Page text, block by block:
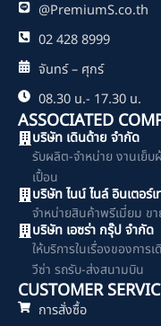
@PremiumS.co.th
02 428 8999
จันทร์ – ศุกร์
08.30 น.- 17.30 น.
ASSOCIATED
บริษัท เดินด้าย จำกัด
รับผลิต-จำหน่าย งานเย็บ
เปื้อน
บริษัท ไนน์ ไนล์ อินเตอ
จำหน่ายสินค้าพรีเมี่ยม ข
บริษัท เอซร่า กรุ๊ป จำกัด
ให้บริการในเรื่องของการ
วีซ่า รถรับ-ส่งสนามบิน
CUSTOMER
การสั่งซื้อ